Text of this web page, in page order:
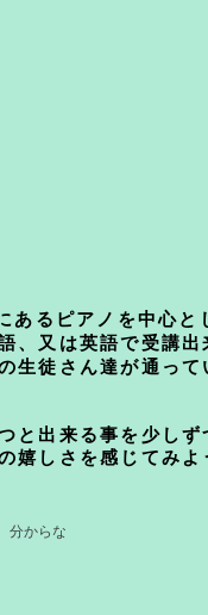
あるピアノを中心と
、又は英語で受講出
生徒さん達が通って
と出来る事を少しず
嬉しさを感じてみよ
分からな